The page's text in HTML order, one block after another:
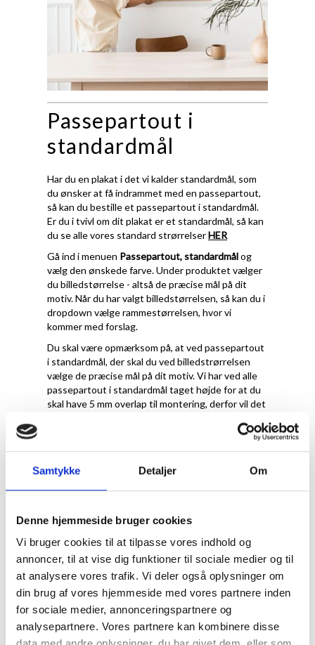
Samtykke Detaljer Om
Denne hjemmeside bruger cookies
Vi bruger cookies til at tilpasse vores indhold og
annoncer, til at vise dig funktioner til sociale medier og til
at analysere vores trafik. Vi deler også oplysninger om
din brug af vores hjemmeside med vores partnere inden
for sociale medier, annonceringspartnere og
analysepartnere. Vores partnere kan kombinere disse
Passepartout i
standardmål
Har du en plakat i det vi kalder standardmål, som
du ønsker at få indrammet med en passepartout,
så kan du bestille et passepartout i standardmål.
Er du i tvivl om dit plakat er et standardmål, så kan
du se alle vores standard strørrelserHER
Gå ind i menuen Passepartout, standardmålog
vælg den ønskede farve. Under produktet vælger
du billedstørrelse - altså de præcise mål på dit
motiv. Når du har valgt billedstørrelsen, så kan du i
dropdown vælge rammestørrelsen, hvor vi
kommer med forslag.
Du skal være opmærksom på, at ved passepartout
i standardmål, der skal du ved billedstrørrelsen
vælge de præcise mål på dit motiv. Vi har ved alle
passepartout i standardmål taget højde for at du
skal have 5 mm overlap til montering, derfor vil det
Hvilken farve